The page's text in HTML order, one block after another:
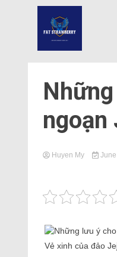
ngoạn
Huyen My June
Vẻ xinh của đảo